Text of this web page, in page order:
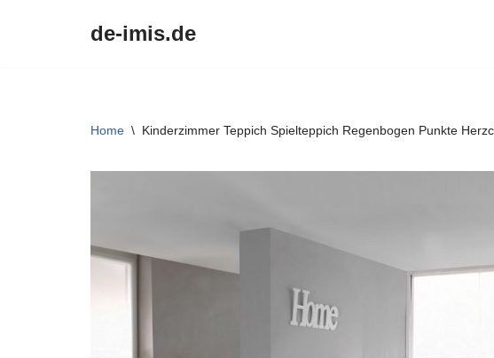
de-imis.de
Home \ Kinderzimmer Teppich Spielteppich Regenbogen Punkte